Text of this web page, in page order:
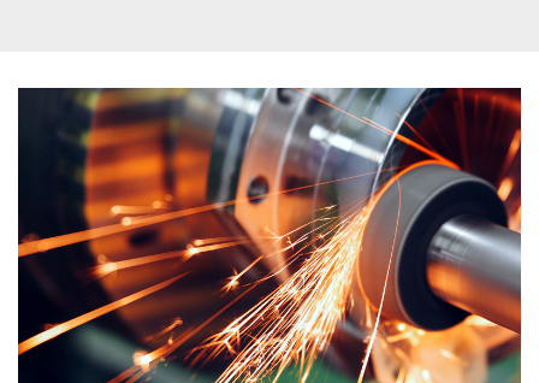
S
c
i